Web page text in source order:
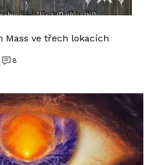
Mass ve třech lokacích
8